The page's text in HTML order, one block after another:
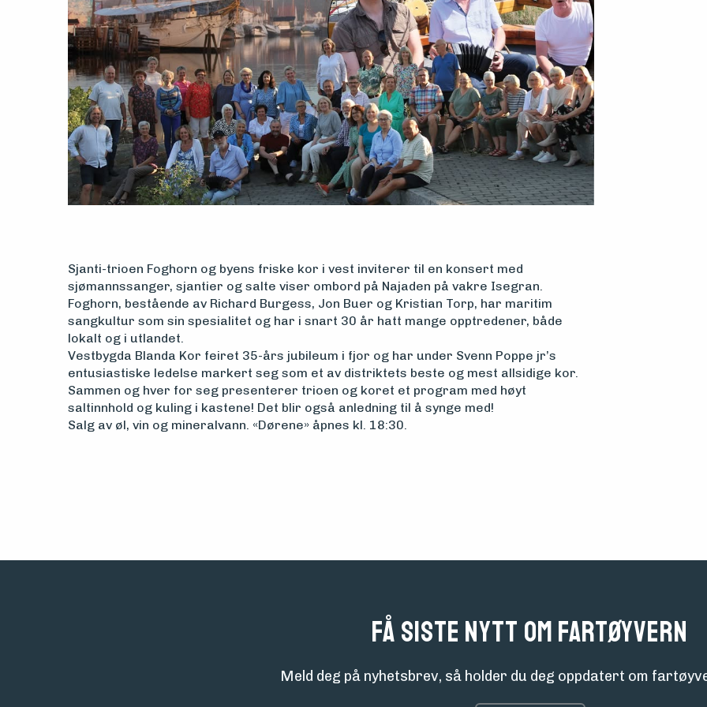
Sjanti-trioen Foghorn og byens friske kor i vest inviterer til en konsert med
sjømannssanger, sjantier og salte viser ombord på Najaden på vakre Isegran.
Foghorn, bestående av Richard Burgess, Jon Buer og Kristian Torp, har maritim
sangkultur som sin spesialitet og har i snart 30 år hatt mange opptredener, både
lokalt og i utlandet.
Vestbygda Blanda Kor feiret 35-års jubileum i fjor og har under Svenn Poppe jr’s
entusiastiske ledelse markert seg som et av distriktets beste og mest allsidige kor.
Sammen og hver for seg presenterer trioen og koret et program med høyt
saltinnhold og kuling i kastene! Det blir også anledning til å synge med!
Salg av øl, vin og mineralvann. «Dørene» åpnes kl. 18:30.
Få siste nytt om fartøyvern
Meld deg på nyhetsbrev, så holder du deg oppdatert om